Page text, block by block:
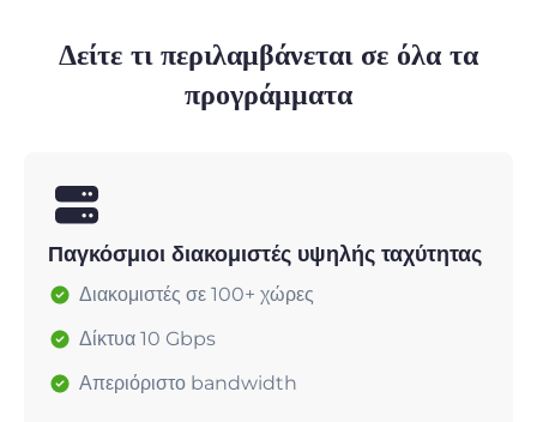
Δείτε τι περιλαμβάνεται σε όλα τα
προγράμματα
Παγκόσμιοι διακομιστές υψηλής ταχύτητας
Διακομιστές σε 100+ χώρες
Δίκτυα 10 Gbps
Απεριόριστο bandwidth